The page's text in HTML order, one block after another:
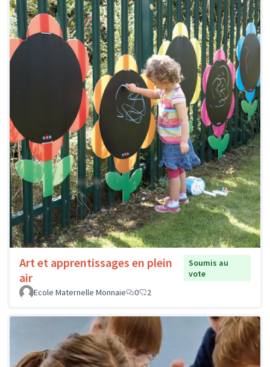
Art et apprentissages en plein
air
Soumis au
vote
Ecole Maternelle Monnaie
0 2